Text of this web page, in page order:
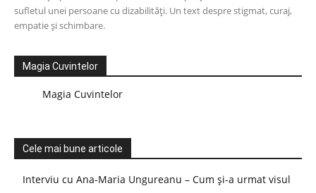
sufletul unei persoane cu dizabilități. Un text despre stigmat, curaj,
empatie și schimbare.
Magia Cuvintelor
Magia Cuvintelor
Cele mai bune articole
Interviu cu Ana-Maria Ungureanu – Cum și-a urmat visul